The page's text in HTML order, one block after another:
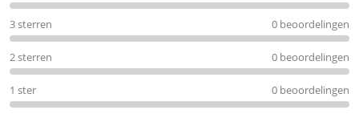
3 sterren 0 beoordelingen
2 sterren 0 beoordelingen
1 ster 0 beoordelingen